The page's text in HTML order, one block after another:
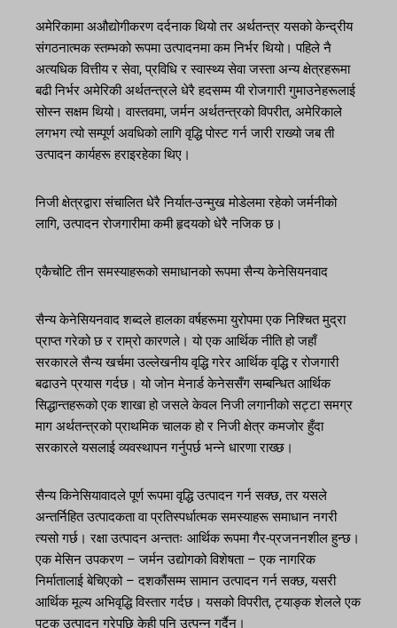
अमेरिकामा अऔद्योगीकरण दर्दनाक थियो तर अर्थतन्त्र यसको केन्द्रीय
संगठनात्मक स्तम्भको रूपमा उत्पादनमा कम निर्भर थियो। पहिले नै
अत्यधिक वित्तीय र सेवा, प्रविधि र स्वास्थ्य सेवा जस्ता अन्य क्षेत्रहरूमा
बढी निर्भर अमेरिकी अर्थतन्त्रले धेरै हदसम्म यी रोजगारी गुमाउनेहरूलाई
सोस्न सक्षम थियो। वास्तवमा, जर्मन अर्थतन्त्रको विपरीत, अमेरिकाले
लगभग त्यो सम्पूर्ण अवधिको लागि वृद्धि पोस्ट गर्न जारी राख्यो जब ती
उत्पादन कार्यहरू हराइरहेका थिए।
निजी क्षेत्रद्वारा संचालित धेरै निर्यात-उन्मुख मोडेलमा रहेको जर्मनीको
लागि, उत्पादन रोजगारीमा कमी हृदयको धेरै नजिक छ।
एकैचोटि तीन समस्याहरूको समाधानको रूपमा सैन्य केनेसियनवाद
सैन्य केनेसियनवाद शब्दले हालका वर्षहरूमा युरोपमा एक निश्चित मुद्रा
प्राप्त गरेको छ र राम्रो कारणले। यो एक आर्थिक नीति हो जहाँ
सरकारले सैन्य खर्चमा उल्लेखनीय वृद्धि गरेर आर्थिक वृद्धि र रोजगारी
बढाउने प्रयास गर्दछ। यो जोन मेनार्ड केनेससँग सम्बन्धित आर्थिक
सिद्धान्तहरूको एक शाखा हो जसले केवल निजी लगानीको सट्टा समग्र
माग अर्थतन्त्रको प्राथमिक चालक हो र निजी क्षेत्र कमजोर हुँदा
सरकारले यसलाई व्यवस्थापन गर्नुपर्छ भन्ने धारणा राख्छ।
सैन्य किनेसियावादले पूर्ण रूपमा वृद्धि उत्पादन गर्न सक्छ, तर यसले
अन्तर्निहित उत्पादकता वा प्रतिस्पर्धात्मक समस्याहरू समाधान नगरी
त्यसो गर्छ। रक्षा उत्पादन अन्ततः आर्थिक रूपमा गैर-प्रजननशील हुन्छ।
एक मेसिन उपकरण – जर्मन उद्योगको विशेषता – एक नागरिक
निर्मातालाई बेचिएको – दशकौंसम्म सामान उत्पादन गर्न सक्छ, यसरी
आर्थिक मूल्य अभिवृद्धि विस्तार गर्दछ। यसको विपरीत, ट्याङ्क शेलले एक
पटक उत्पादन गरेपछि केही पनि उत्पन्न गर्दैन।